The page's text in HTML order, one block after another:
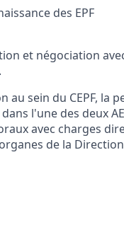
des EPF
et négociation
sein du CEPF, la
l'une des deux
avec charges
de la